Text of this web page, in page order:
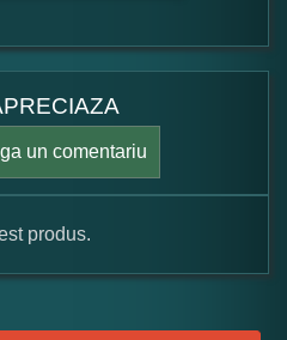
un comentariu
produs.